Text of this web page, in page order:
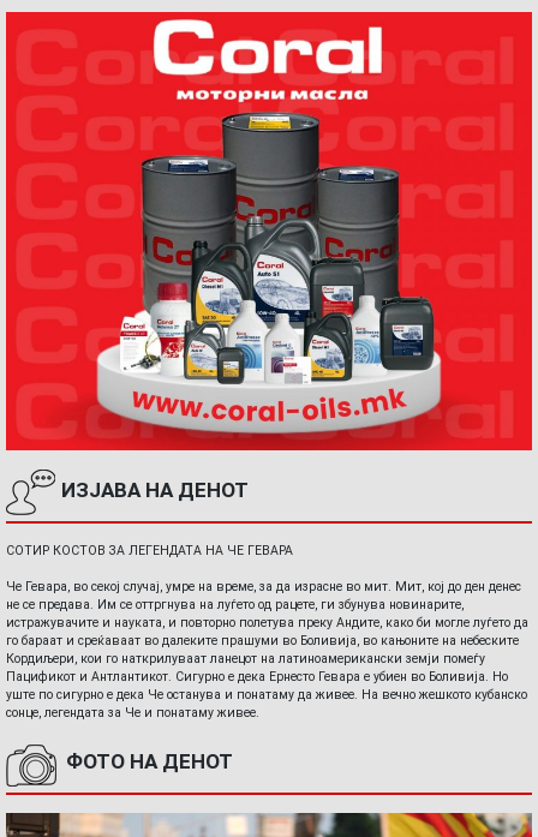
ИЗЈАВА НА ДЕНОТ
СОТИР КОСТОВ ЗА ЛЕГЕНДАТА НА ЧЕ ГЕВАРА
Че Гевара, во секој случај, умре на време, за да израсне во мит. Мит, кој до ден денес
не се предава. Им се оттргнува на луѓето од рацете, ги збунува новинарите,
истражувачите и науката, и повторно полетува преку Андите, како би могле луѓето да
го бараат и среќаваат во далеките прашуми во Боливија, во кањоните на небеските
Кордиљери, кои го наткрилуваат ланецот на латиноамерикански земји помеѓу
Пацификот и Антлантикот. Сигурно е дека Ернесто Гевара е убиен во Боливија. Но
уште по сигурно е дека Че останува и понатаму да живее. На вечно жешкото кубанско
сонце, легендата за Че и понатаму живее.
ФОТО НА ДЕНОТ